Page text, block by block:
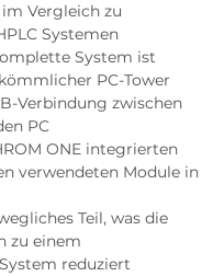
Vergleich zu
Systemen
System ist
PC-Tower
Verbindung zwischen
PC
ONE integrierten
verwendeten Module in
Teil, was die
zu einem
reduziert